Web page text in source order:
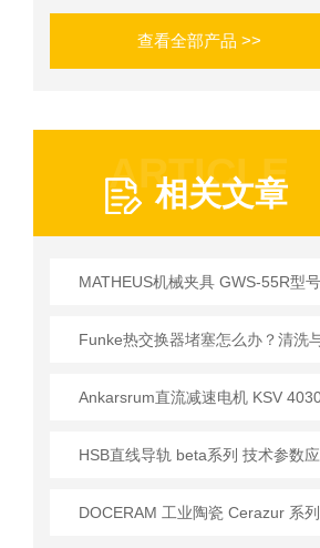
查看全部产品 >>
ARTICLE
相关文章